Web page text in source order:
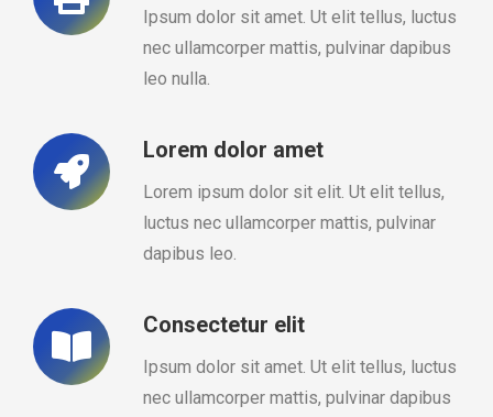
Ipsum dolor sit amet. Ut elit tellus, luctus
nec ullamcorper mattis, pulvinar dapibus
leo nulla.
Lorem dolor amet
Lorem ipsum dolor sit elit. Ut elit tellus,
luctus nec ullamcorper mattis, pulvinar
dapibus leo.
Consectetur elit
Ipsum dolor sit amet. Ut elit tellus, luctus
nec ullamcorper mattis, pulvinar dapibus